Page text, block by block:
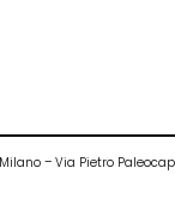
– Via Pietro